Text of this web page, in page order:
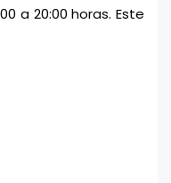
a 20:00 horas. Este